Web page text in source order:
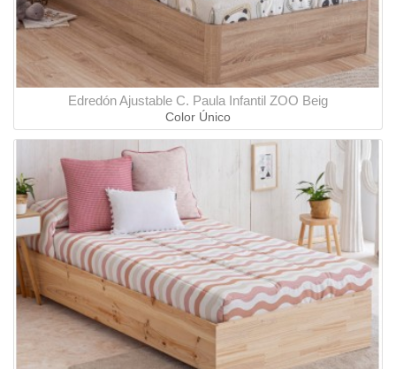
Edredón Ajustable C. Paula Infantil ZOO Beig
Color Único